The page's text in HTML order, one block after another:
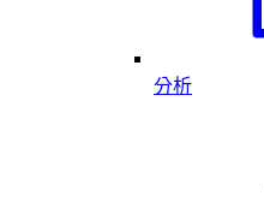
分析